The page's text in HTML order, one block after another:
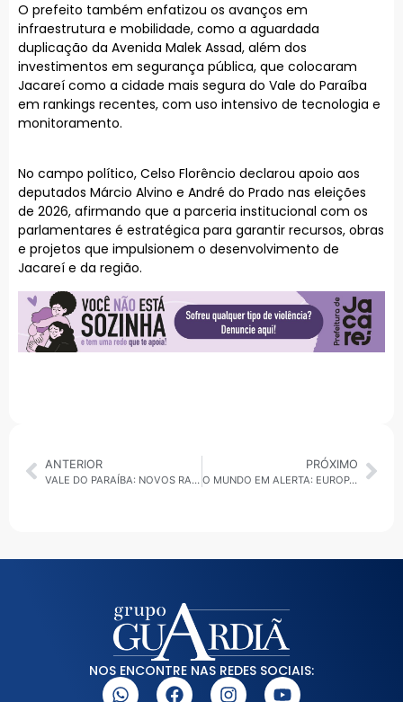
O prefeito também enfatizou os avanços em
infraestrutura e mobilidade, como a aguardada
duplicação da Avenida Malek Assad, além dos
investimentos em segurança pública, que colocaram
Jacareí como a cidade mais segura do Vale do Paraíba
em rankings recentes, com uso intensivo de tecnologia e
monitoramento.
No campo político, Celso Florêncio declarou apoio aos
deputados Márcio Alvino e André do Prado nas eleições
de 2026, afirmando que a parceria institucional com os
parlamentares é estratégica para garantir recursos, obras
e projetos que impulsionem o desenvolvimento de
Jacareí e da região.
ANTERIOR
VALE DO PARAÍBA: NOVOS RADARES ENTRAM EM OPERAÇÃO EM RODOVIAS ESTADUAIS
PRÓXIMO
O MUNDO EM ALERTA: EUROPA ENFRENTA TRUMP, EUA NEGOCIAM PETRÓLEO COM A VENEZUELA E A GEOPOLÍTICA ENTRA EM EBULIÇÃO
NOS ENCONTRE NAS REDES SOCIAIS: